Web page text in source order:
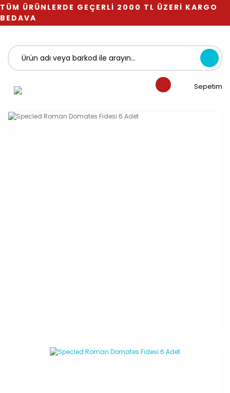
TÜM ÜRÜNLERDE GEÇERLİ 2000 TL ÜZERİ KARGO
BEDAVA
Sepetim